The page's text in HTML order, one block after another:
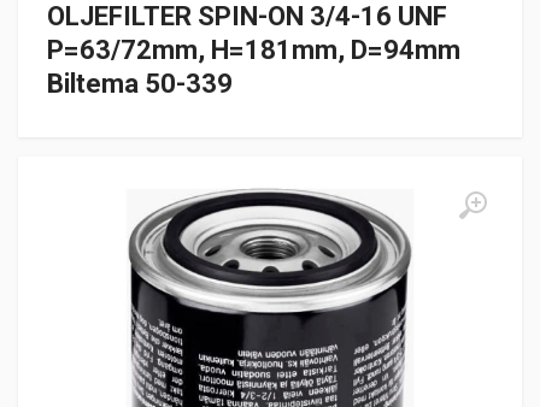
OLJEFILTER SPIN-ON 3/4-16 UNF
P=63/72mm, H=181mm, D=94mm
Biltema 50-339